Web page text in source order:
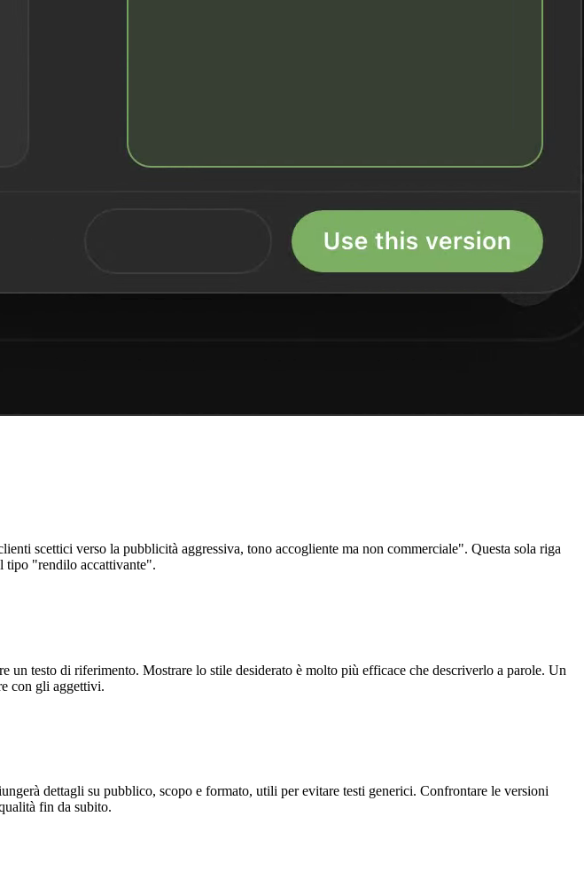
scettici verso la pubblicità aggressiva, tono accogliente ma non commerciale". Questa sola riga
tipo "rendilo accattivante".
testo di riferimento. Mostrare lo stile desiderato è molto più efficace che descriverlo a parole. Un
con gli aggettivi.
dettagli su pubblico, scopo e formato, utili per evitare testi generici. Confrontare le versioni
fin da subito.